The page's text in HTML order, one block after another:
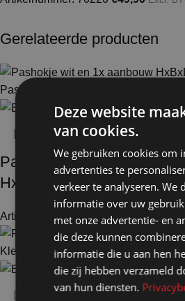
Gerelateerde producten
Pashokje demontabel wit
HxBxD200x200x100cm
Artikelnummer: 50105€1.004,00
Deze website
van cookies.
We gebruiken cookies om
advertenties te
verkeer te analyseren. We
informatie over uw
met onze advertentie- en
die deze kunnen
informatie die u aan hen
die zij hebben verzameld
van hun diensten.